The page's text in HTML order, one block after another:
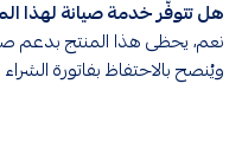
هل تتوفّر خدمة صيانة لهذا
نعم، يحظى هذا المنتج بدعم
ويُنصح بالاحتفاظ بفاتورة